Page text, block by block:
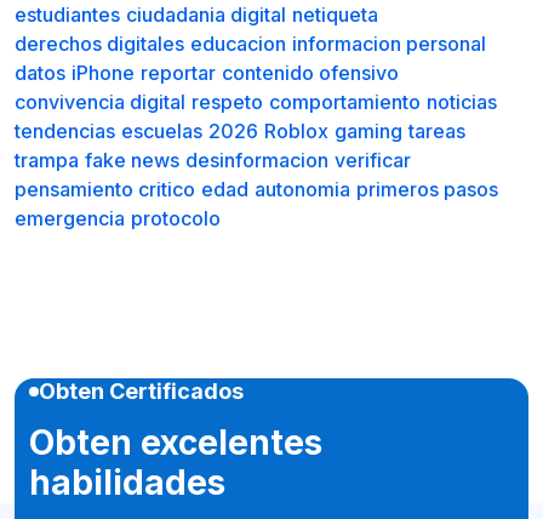
estudiantes ciudadania digital netiqueta
derechos digitales educacion informacion personal
datos iPhone reportar contenido ofensivo
convivencia digital respeto comportamiento noticias
tendencias escuelas 2026 Roblox gaming tareas
trampa fake news desinformacion verificar
pensamiento critico edad autonomia primeros pasos
emergencia protocolo
Obten Certificados
Obten excelentes
habilidades